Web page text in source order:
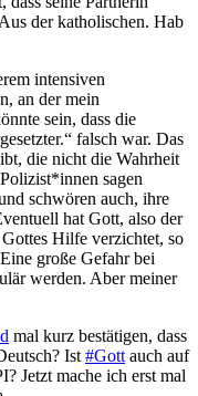
der katholischen. Hab
intensiven
an der mein
sein, dass die
falsch war. Das
die nicht die Wahrheit
sagen
schwören auch, ihre
hat Gott, also der
Hilfe verzichtet, so
große Gefahr bei
werden. Aber meiner
mal kurz bestätigen, dass
Ist #Gott auch auf
Jetzt mache ich erst mal